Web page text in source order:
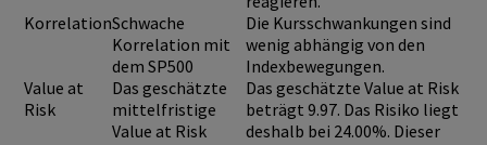
KorrelationSchwache
Korrelation mit
dem SP500
Die Kursschwankungen sind
wenig abhängig von den
Indexbewegungen.
Value at
Risk
Das geschätzte
mittelfristige
Value at Risk
Das geschätzte Value at Risk
beträgt 9.97. Das Risiko liegt
deshalb bei 24.00%. Dieser